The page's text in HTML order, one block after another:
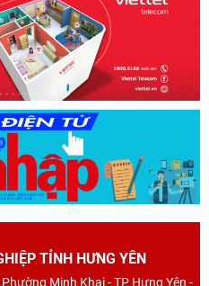
TỈNH HƯNG YÊN
Minh Khai - TP Hưng Yên -